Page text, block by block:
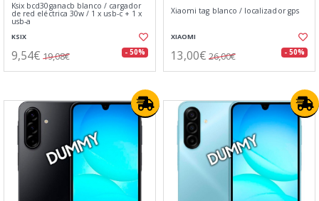
Ksix bcd30ganacb blanco / cargador
de red eléctrica 30w / 1 x usb-c + 1 x
usb-a
KSIX
9,54€ 19,08€ - 50%
Xiaomi tag blanco / localizador gps
XIAOMI
13,00€ 26,00€ - 50%